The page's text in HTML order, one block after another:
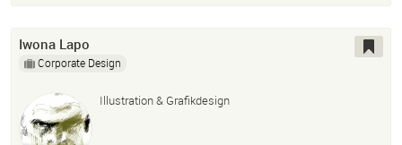
Iwona Lapo
Corporate Design
Illustration & Grafikdesign